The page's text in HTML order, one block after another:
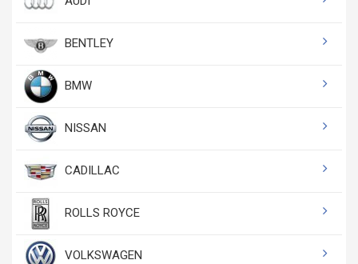
BENTLEY
BMW
NISSAN
CADILLAC
ROLLS ROYCE
VOLKSWAGEN